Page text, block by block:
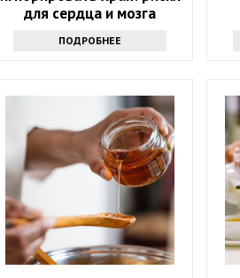
для сердца и мозга
ПОДРОБНЕЕ